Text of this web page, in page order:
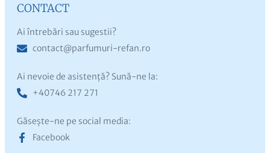
CONTACT
Ai întrebări sau sugestii?
contact@parfumuri-refan.ro
Ai nevoie de asistență? Sună-ne la:
+40746 217 271
Găsește-ne pe social media:
Facebook